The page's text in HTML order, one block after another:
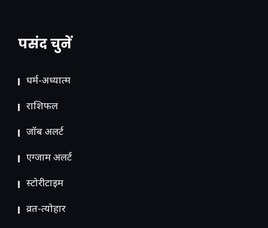
पसंद चुनें
धर्म-अध्यात्म
राशिफल
जॉब अलर्ट
एग्जाम अलर्ट
स्टोरीटाइम
व्रत-त्योहार